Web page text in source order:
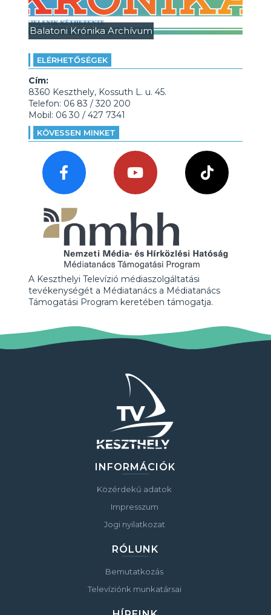
Balatoni Krónika Archívum
ELÉRHETŐSÉGEK
Cím:
8360 Keszthely, Kossuth L. u. 45.
Telefon: 06 83 / 320 200
Mobil: 06 30 / 427 7341
KÖVESSEN MINKET
A Keszthelyi Televízió médiaszolgáltatási
tevékenységét a Médiatanács a Médiatanács
Támogatási Program keretében támogatja.
INFORMÁCIÓK
Közérdekű adatok
Impresszum
Jogi nyilatkozat
RÓLUNK
Bemutatkozás
Televíziónk munkatársai